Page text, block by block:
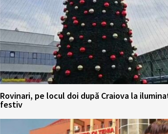
Rovinari, pe locul doi după Craiova la
festiv